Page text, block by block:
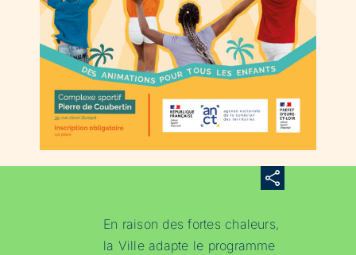
En raison des fortes chaleurs,
la Ville adapte le programme